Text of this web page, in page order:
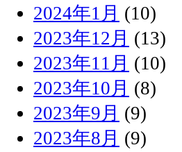
2024年1月 (10)
2023年12月 (13)
2023年11月 (10)
2023年10月 (8)
2023年9月 (9)
2023年8月 (9)